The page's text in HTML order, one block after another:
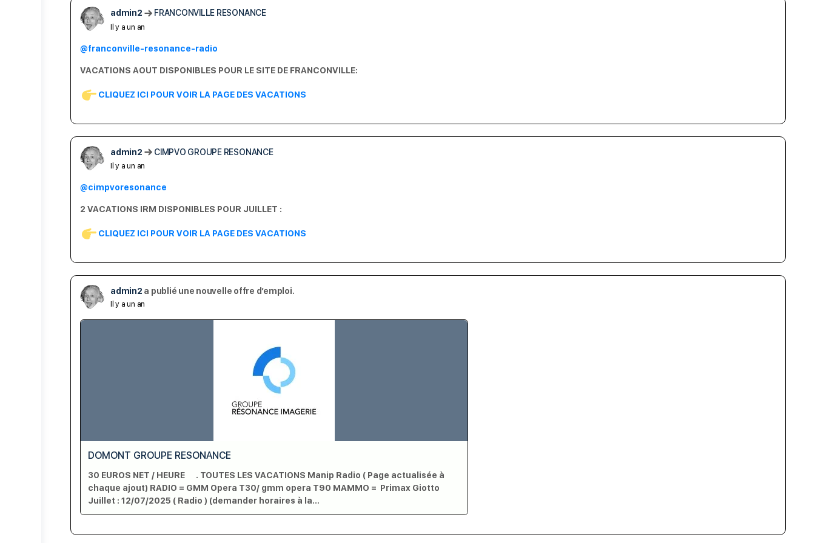
admin2 FRANCONVILLE RESONANCE
Il y a un an
@franconville-resonance-radio
VACATIONS AOUT DISPONIBLES POUR LE SITE DE FRANCONVILLE:
CLIQUEZ ICI POUR VOIR LA PAGE DES VACATIONS
admin2 CIMPVO GROUPE RESONANCE
Il y a un an
@cimpvoresonance
2 VACATIONS IRM DISPONIBLES POUR JUILLET :
CLIQUEZ ICI POUR VOIR LA PAGE DES VACATIONS
admin2 a publié une nouvelle offre d’emploi.
Il y a un an
DOMONT GROUPE RESONANCE
30 EUROS NET / HEURE . TOUTES LES VACATIONS Manip Radio ( Page actualisée à
chaque ajout) RADIO = GMM Opera T30/ gmm opera T90 MAMMO = Primax Giotto
Juillet : 12/07/2025 ( Radio ) (demander horaires à la…